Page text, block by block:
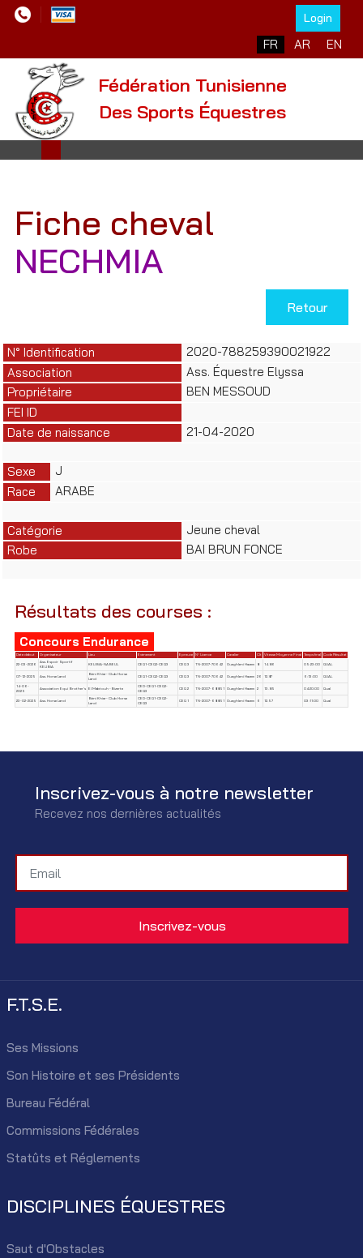
Login
Sélectionnez votre
FR AR EN
Fédération Tunisienne
Des Sports Équestres
Fiche cheval
NECHMIA
Retour
N° Identification
2020-788259390021922
Association
Ass. Équestre Elyssa
Propriétaire
BEN MESSOUD
FEI ID
Date de naissance
21-04-2020
Sexe
J
Race
ARABE
Catégorie
Jeune cheval
Robe
BAI BRUN FONCE
Résultats des courses :
Concours Endurance
Date début Organisateur Lieu Evènement Epreuve N° Licence Cavalier Clt Vitesse Moyenne Final Temps final Code Résultat
22-03-2026
Ass. Espoir Sportif
KELIBIA
KELIBIA-NABEUL CEQ1-CEQ2-CEQ3 CEQ 3 TN-2007-70642 Oueghleni Hazem 8 14.86 05:23:00 QUAL
07-12-2025 Ass. Horse Land
Béni Khiar- Club Horse
Land
CEQ1-CEQ2-CEQ3 CEQ 3 TN-2007-70642 Oueghleni Hazem 26 12.87 6:13:00 QUAL
14-06-
2025
Association Equi Brother's El Mabtouh -Bizerte
CED-CEQ1-CEQ2-
CEQ3
CEQ 2 TN-2007-68851 Oueghleni Hazem 2 13.85 04:20:00 Qual
23-02-2025 Ass. Horse Land
Béni Khiar- Club Horse
Land
CED-CEQ1-CEQ2-
CEQ3
CEQ 1 TN-2007-68851 Oueghleni Hazem 6 12.57 03:11:00 Qual
Inscrivez-vous à notre newsletter
Recevez nos dernières actualités
F.T.S.E.
Ses Missions
Son Histoire et ses Présidents
Bureau Fédéral
Commissions Fédérales
Statûts et Réglements
DISCIPLINES ÉQUESTRES
Saut d'Obstacles